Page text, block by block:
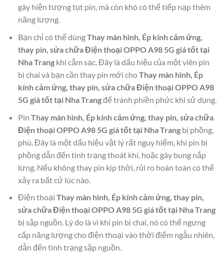
gây hiện tượng tụt pin, mà còn khó có thể tiếp nạp thêm
năng lượng.
Bạn chỉ có thể dùngThay màn hình, Ép kính cảm ứng,
thay pin, sửa chữa Điện thoại OPPO A98 5G giá tốt tại
Nha Trangkhi cắm sạc. Đây là dấu hiệu của một viên pin
bị chai và bạn cần thay pin mới choThay màn hình, Ép
kính cảm ứng, thay pin, sửa chữa Điện thoại OPPO A98
5G giá tốt tại Nha Trangđể tránh phiền phức khi sử dụng.
Pin Thay màn hình, Ép kính cảm ứng, thay pin, sửa chữa
Điện thoại OPPO A98 5G giá tốt tại Nha Trangbị phồng,
phù. Đây là một dấu hiệu vật lý rất nguy hiểm, khi pin bị
phồng dẫn đến tình trạng thoát khí, hoặc gây bung nắp
lưng. Nếu không thay pin kịp thời, rủi ro hoàn toàn có thể
xảy ra bất cứ lúc nào.
Điện thoại Thay màn hình, Ép kính cảm ứng, thay pin,
sửa chữa Điện thoại OPPO A98 5G giá tốt tại Nha Trang
bị sập nguồn. Lý do là vì khi pin bị chai, nó có thể ngưng
cấp năng lượng cho điện thoại vào thời điểm ngẫu nhiên,
dẫn đến tình trạng sập nguồn.